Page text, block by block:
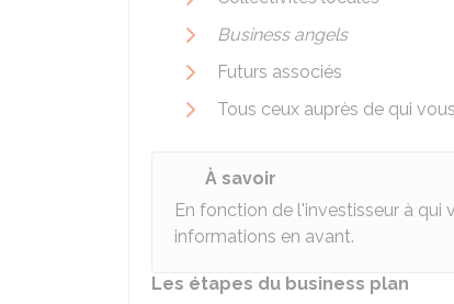
Business angels
Futurs associés
Tous ceux auprès de qui
À savoir
En fonction de l'investisseur à
informations en avant.
Les étapes du business plan